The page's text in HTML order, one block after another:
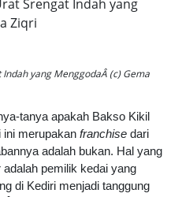
yang MenggodaÂ (c) Gema
tanya apakah Bakso Kikil
ini merupakan franchise dari
adalah bukan. Hal yang
pemilik kedai yang
di Kediri menjadi tanggung